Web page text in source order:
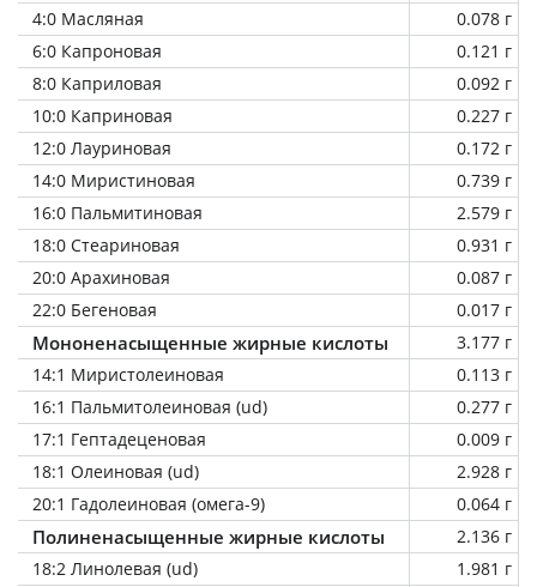
4:0 Масляная
0.078 г
6:0 Капроновая
0.121 г
8:0 Каприловая
0.092 г
10:0 Каприновая
0.227 г
12:0 Лауриновая
0.172 г
14:0 Миристиновая
0.739 г
16:0 Пальмитиновая
2.579 г
18:0 Стеариновая
0.931 г
20:0 Арахиновая
0.087 г
22:0 Бегеновая
0.017 г
Мононенасыщенные жирные кислоты
3.177 г
14:1 Миристолеиновая
0.113 г
16:1 Пальмитолеиновая (ud)
0.277 г
17:1 Гептадеценовая
0.009 г
18:1 Олеиновая (ud)
2.928 г
20:1 Гадолеиновая (омега-9)
0.064 г
Полиненасыщенные жирные кислоты
2.136 г
18:2 Линолевая (ud)
1.981 г